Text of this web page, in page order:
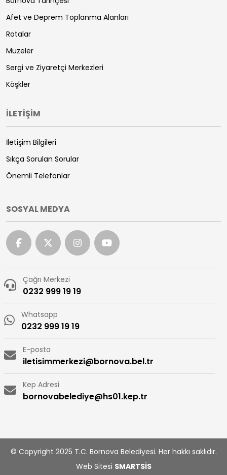
Afet ve Deprem Toplanma Alanları
Rotalar
Müzeler
Sergi ve Ziyaretçi Merkezleri
Köşkler
İLETİŞİM
İletişim Bilgileri
Sıkça Sorulan Sorular
Önemli Telefonlar
SOSYAL MEDYA
Çağrı Merkezi
0232 999 19 19
Whatsapp
0232 999 19 19
E-posta
iletisimmerkezi@bornova.bel.tr
Kep Adresi
bornovabelediye@hs01.kep.tr
© Copyright 2025 T.C. Bornova Belediyesi. Her hakkı saklıdır.
Web Sitesi SMARTSİS